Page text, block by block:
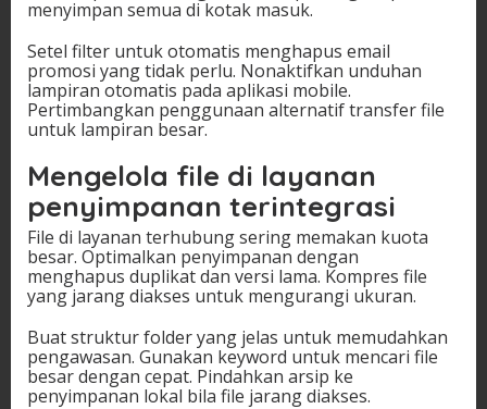
menyimpan semua di kotak masuk.
Setel filter untuk otomatis menghapus email
promosi yang tidak perlu. Nonaktifkan unduhan
lampiran otomatis pada aplikasi mobile.
Pertimbangkan penggunaan alternatif transfer file
untuk lampiran besar.
Mengelola file di layanan
penyimpanan terintegrasi
File di layanan terhubung sering memakan kuota
besar. Optimalkan penyimpanan dengan
menghapus duplikat dan versi lama. Kompres file
yang jarang diakses untuk mengurangi ukuran.
Buat struktur folder yang jelas untuk memudahkan
pengawasan. Gunakan keyword untuk mencari file
besar dengan cepat. Pindahkan arsip ke
penyimpanan lokal bila file jarang diakses.